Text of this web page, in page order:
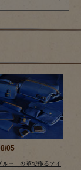
05
ルー」の革で作るアイ